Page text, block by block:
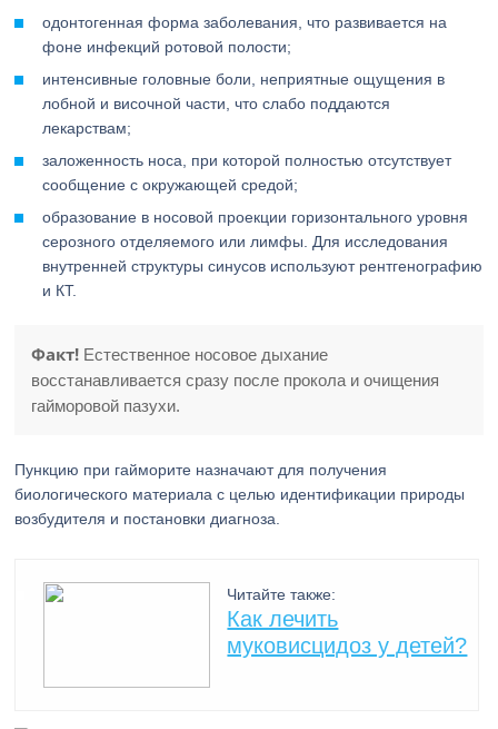
одонтогенная форма заболевания, что развивается на
фоне инфекций ротовой полости;
интенсивные головные боли, неприятные ощущения в
лобной и височной части, что слабо поддаются
лекарствам;
заложенность носа, при которой полностью отсутствует
сообщение с окружающей средой;
образование в носовой проекции горизонтального уровня
серозного отделяемого или лимфы. Для исследования
внутренней структуры синусов используют рентгенографию
и КТ.
Факт! Естественное носовое дыхание
восстанавливается сразу после прокола и очищения
гайморовой пазухи.
Пункцию при гайморите назначают для получения
биологического материала с целью идентификации природы
возбудителя и постановки диагноза.
Читайте также:
Как лечить
муковисцидоз у детей?